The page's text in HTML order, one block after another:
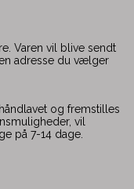
Varen vil blive sendt
adresse du vælger
og fremstilles
vil
på 7-14 dage.